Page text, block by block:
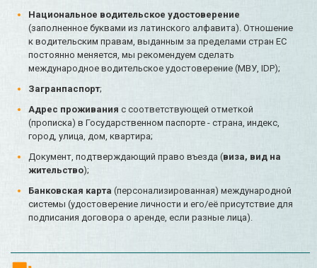
Национальное водительское удостоверение
(заполненное буквами из латинского алфавита). Отношение
к водительским правам, выданным за пределами стран ЕС
постоянно меняется, мы рекомендуем сделать
международное водительское удостоверение (МВУ, IDP);
Загранпаспорт;
Адрес проживания с соответствующей отметкой
(прописка) в Государственном паспорте - страна, индекс,
город, улица, дом, квартира;
Документ, подтверждающий право въезда (виза, вид на
жительство);
Банковская карта (персонализированная) международной
системы (удостоверение личности и его/её присутствие для
подписания договора о аренде, если разные лица).